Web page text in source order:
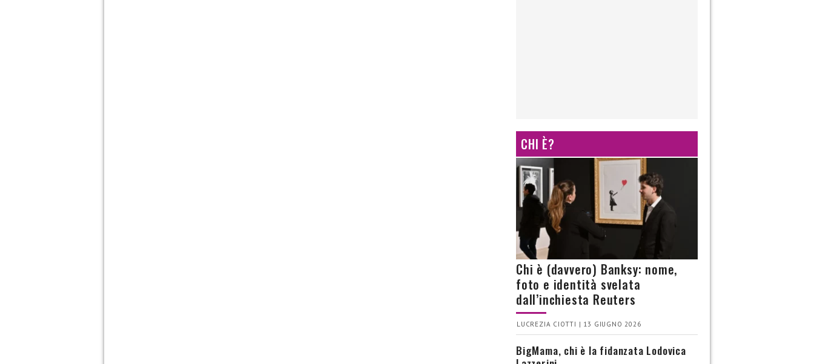
CHI È?
Chi è (davvero) Banksy: nome,
foto e identità svelata
dall’inchiesta Reuters
LUCREZIA CIOTTI | 13 GIUGNO 2026
BigMama, chi è la fidanzata Lodovica